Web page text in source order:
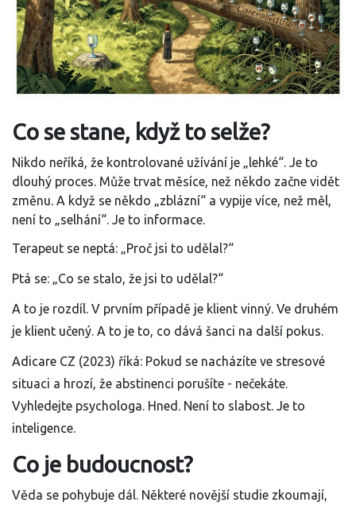
Co se stane, když to selže?
Nikdo neříká, že kontrolované užívání je „lehké“. Je to
dlouhý proces. Může trvat měsíce, než někdo začne vidět
změnu. A když se někdo „zblázní“ a vypije více, než měl,
není to „selhání“. Je to informace.
Terapeut se neptá: „Proč jsi to udělal?“
Ptá se: „Co se stalo, že jsi to udělal?“
A to je rozdíl. V prvním případě je klient vinný. Ve druhém
je klient učený. A to je to, co dává šanci na další pokus.
Adicare CZ (2023) říká: Pokud se nacházíte ve stresové
situaci a hrozí, že abstinenci porušíte - nečekáte.
Vyhledejte psychologa. Hned. Není to slabost. Je to
inteligence.
Co je budoucnost?
Věda se pohybuje dál. Některé novější studie zkoumají,